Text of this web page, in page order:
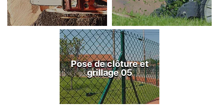
Pose de clôture et
grillage 05